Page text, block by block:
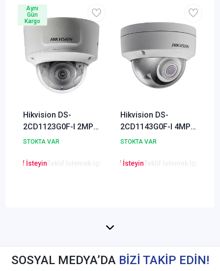
Hikvision DS-
2CD1123G0F-I 2MP
IP Dome Güvenlik
STOKTA VAR
Teklif İsteyin Teklif İstemek İçin Tıklayınız
Aynı
Gün
Kargo
Hikvision DS-
2CD1143G0F-I 4MP
Mini IR Dome IP
STOKTA VAR
Lütfen Teklif İsteyin
SOSYAL MEDYA’DA BİZİ TAKİP EDİN!